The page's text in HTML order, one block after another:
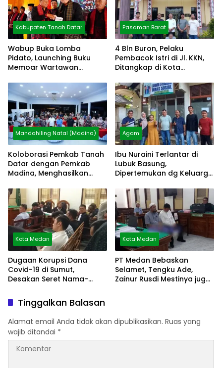
Kabupaten Tanah Datar
Wabup Buka Lomba
Pidato, Launching Buku
Memoar Wartawan
Pasaman Barat
4 Bln Buron, Pelaku
Pembacok Istri di Jl. KKN,
Ditangkap di Kota
Mandahiling Natal (Madina)
Koloborasi Pemkab Tanah
Datar dengan Pemkab
Madina, Menghasilkan
Agam
Ibu Nuraini Terlantar di
Lubuk Basung,
Dipertemukan dg Keluarga
Kota Medan
Dugaan Korupsi Dana
Covid-19 di Sumut,
Desakan Seret Nama-
Kota Medan
PT Medan Bebaskan
Selamet, Tengku Ade,
Zainur Rusdi Mestinya juga
Tinggalkan Balasan
Alamat email Anda tidak akan dipublikasikan. Ruas yang
wajib ditandai *